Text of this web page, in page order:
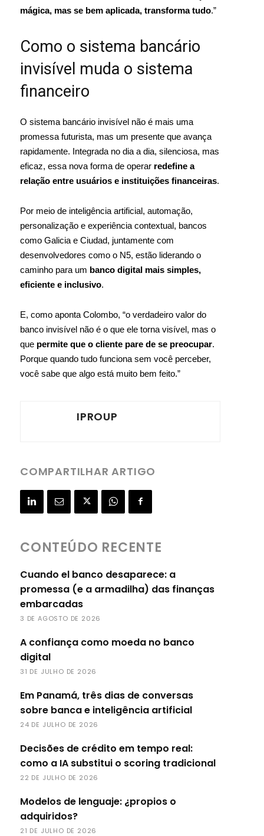
mágica, mas se bem aplicada, transforma tudo.”
Como o sistema bancário
invisível muda o sistema
financeiro
O sistema bancário invisível não é mais uma
promessa futurista, mas um presente que avança
rapidamente. Integrada no dia a dia, silenciosa, mas
eficaz, essa nova forma de operar redefine a
relação entre usuários e instituições financeiras.
Por meio de inteligência artificial, automação,
personalização e experiência contextual, bancos
como Galicia e Ciudad, juntamente com
desenvolvedores como o N5, estão liderando o
caminho para um banco digital mais simples,
eficiente e inclusivo.
E, como aponta Colombo, “o verdadeiro valor do
banco invisível não é o que ele torna visível, mas o
que permite que o cliente pare de se preocupar.
Porque quando tudo funciona sem você perceber,
você sabe que algo está muito bem feito.”
IPROUP
COMPARTILHAR ARTIGO
CONTEÚDO RECENTE
Cuando el banco desaparece: a
promessa (e a armadilha) das finanças
embarcadas
3 DE AGOSTO DE 2026
A confiança como moeda no banco
digital
31 DE JULHO DE 2026
Em Panamá, três dias de conversas
sobre banca e inteligência artificial
24 DE JULHO DE 2026
Decisões de crédito em tempo real:
como a IA substitui o scoring tradicional
22 DE JULHO DE 2026
Modelos de lenguaje: ¿propios o
adquiridos?
21 DE JULHO DE 2026